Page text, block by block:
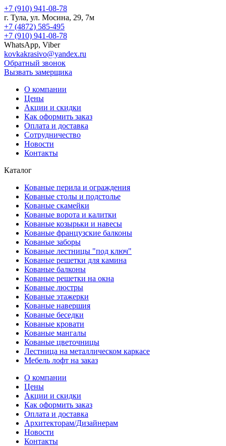
+7 (910) 941-08-78
г. Тула, ул. Мосина, 29, 7м
+7 (4872) 585-495
+7 (910) 941-08-78
WhatsApp, Viber
kovkakrasivo@yandex.ru
Обратный звонок
Вызвать замерщика
О компании
Цены
Акции и скидки
Как оформить заказ
Оплата и доставка
Сотрудничество
Новости
Контакты
Каталог
Кованые перила и ограждения
Кованые столы и подстолье
Кованые скамейки
Кованые ворота и калитки
Кованые козырьки и навесы
Кованые французские балконы
Кованые заборы
Кованые лестницы "под ключ"
Кованые решетки для камина
Кованые балконы
Кованые решетки на окна
Кованые люстры
Кованые этажерки
Кованые навершия
Кованые беседки
Кованые кровати
Кованые мангалы
Кованые цветочницы
Лестница на металлическом каркасе
Мебель лофт на заказ
О компании
Цены
Акции и скидки
Как оформить заказ
Оплата и доставка
Архитекторам/Дизайнерам
Новости
Контакты